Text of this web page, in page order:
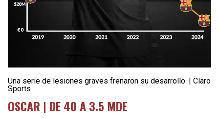
Una serie de lesiones graves frenaron su desarrollo. | Claro
Sports
OSCAR | DE 40 A 3.5 MDE